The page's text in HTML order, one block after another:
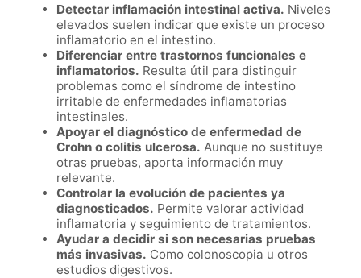
Detectar inflamación intestinal activa. Niveles
elevados suelen indicar que existe un proceso
inflamatorio en el intestino.
Diferenciar entre trastornos funcionales e
inflamatorios. Resulta útil para distinguir
problemas como el síndrome de intestino
irritable de enfermedades inflamatorias
intestinales.
Apoyar el diagnóstico de enfermedad de
Crohn o colitis ulcerosa. Aunque no sustituye
otras pruebas, aporta información muy
relevante.
Controlar la evolución de pacientes ya
diagnosticados. Permite valorar actividad
inflamatoria y seguimiento de tratamientos.
Ayudar a decidir si son necesarias pruebas
más invasivas. Como colonoscopia u otros
estudios digestivos.